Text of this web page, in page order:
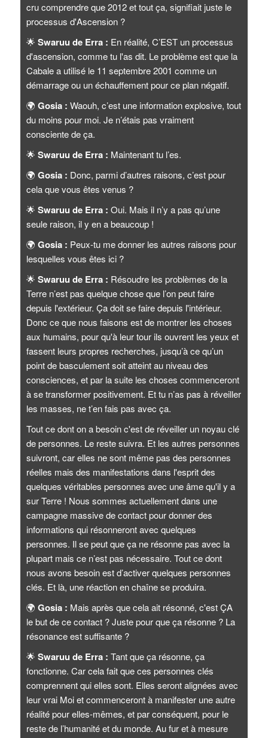
cru comprendre que 2012 et tout ça, signifiait juste le
processus d'Ascension ?
🌟 Swaruu de Erra : En réalité, C’EST un processus
d'ascension, comme tu l'as dit. Le problème est que la
Cabale a utilisé le 11 septembre 2001 comme un
démarrage ou un échauffement pour ce plan négatif.
🌍 Gosia :Waouh, c’est une information explosive, tout
du moins pour moi. Je n’étais pas vraiment
consciente de ça.
🌟 Swaruu de Erra : Maintenant tu l’es.
🌍 Gosia : Donc, parmi d’autres raisons, c’est pour
cela que vous êtes venus ?
🌟 Swaruu de Erra : Oui. Mais il n’y a pas qu’une
seule raison, il y en a beaucoup !
🌍 Gosia : Peux-tu me donner les autres raisons pour
lesquelles vous êtes ici ?
🌟 Swaruu de Erra : Résoudre les problèmes de la
Terre n’est pas quelque chose que l’on peut faire
depuis l'extérieur. Ça doit se faire depuis l'intérieur.
Donc ce que nous faisons est de montrer les choses
aux humains, pour qu'à leur tour ils ouvrent les yeux et
fassent leurs propres recherches, jusqu’à ce qu’un
point de basculement soit atteint au niveau des
consciences, et par la suite les choses commenceront
à se transformer positivement. Et tu n’as pas à réveiller
les masses, ne t’en fais pas avec ça.
Tout ce dont on a besoin c'est de réveiller un noyau clé
de personnes. Le reste suivra. Et les autres personnes
suivront, car elles ne sont même pas des personnes
réelles mais des manifestations dans l'esprit des
quelques véritables personnes avec une âme qu'il y a
sur Terre ! Nous sommes actuellement dans une
campagne massive de contact pour donner des
informations qui résonneront avec quelques
personnes. Il se peut que ça ne résonne pas avec la
plupart mais ce n’est pas nécessaire. Tout ce dont
nous avons besoin est d’activer quelques personnes
clés. Et là, une réaction en chaîne se produira.
🌍 Gosia : Mais après que cela ait résonné, c'est ÇA
le but de ce contact ? Juste pour que ça résonne ? La
résonance est suffisante ?
🌟 Swaruu de Erra :Tant que ça résonne, ça
fonctionne. Car cela fait que ces personnes clés
comprennent qui elles sont. Elles seront alignées avec
leur vrai Moi et commenceront à manifester une autre
réalité pour elles-mêmes, et par conséquent, pour le
reste de l’humanité et du monde. Au fur et à mesure